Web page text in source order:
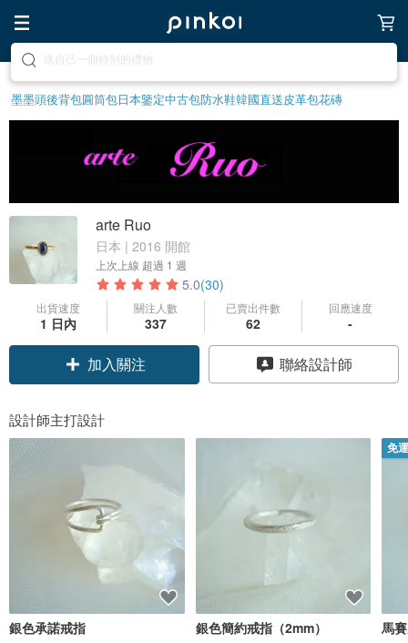
前往打造療癒的放鬆生活
墨墨頭後背包圓筒包日本鑒定中古包防水鞋韓國直送皮革包花磚
arte Ruo
日本 | 2016 開館
上次上線 超過 1 週
5.0(30)
出貨速度
1 日內
關注人數
337
已賣出件數
62
回應速度
-
加入關注 聯絡設計師
設計師主打設計
銀色承諾戒指 銀色簡約戒指（2mm）
免
馬